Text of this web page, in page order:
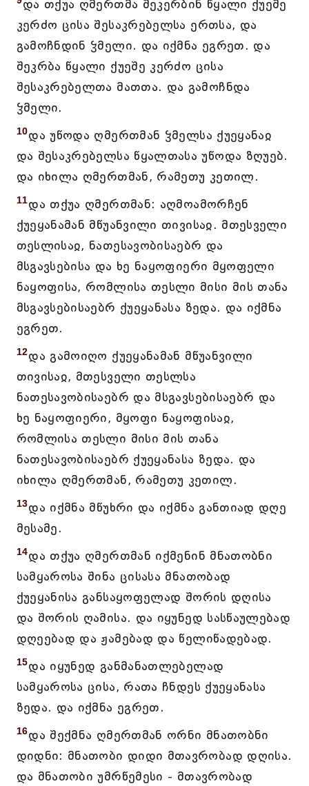
და თქუა ღმერთმა შეკერბინ წყალი ქუეშე
კერძო ცისა შესაკრებელსა ერთსა, და
გამოჩნდინ ჴმელი. და იქმნა ეგრეთ. და
შეკრბა წყალი ქუეშე კერძო ცისა
შესაკრებელთა მათთა. და გამოჩნდა
ჴმელი.
10და უწოდა ღმერთმან ჴმელსა ქუეყანაჲ
და შესაკრებელსა წყალთასა უწოდა ზღუებ.
და იხილა ღმერთმან, რამეთუ კეთილ.
11და თქუა ღმერთმან: აღმოამორჩენ
ქუეყანამან მწუანვილი თივისაჲ. მთესველი
თესლისაჲ, ნათესავობისაებრ და
მსგავსებისა და ხე ნაყოფიერი მყოფელი
ნაყოფისა, რომლისა თესლი მისი მის თანა
მსგავსებისაებრ ქუეყანასა ზედა. და იქმნა
ეგრეთ.
12და გამოიღო ქუეყანამან მწუანვილი
თივისაჲ, მთესველი თესლსა
ნათესავობისაებრ და მსგავსებისაებრ და
ხე ნაყოფიერი, მყოფი ნაყოფისაჲ,
რომლისა თესლი მისი მის თანა
ნათესავობისაებრ ქუეყანასა ზედა. და
იხილა ღმერთმან, რამეთუ კეთილ.
13და იქმნა მწუხრი და იქმნა განთიად დღე
მესამე.
14და თქუა ღმერთმან იქმენინ მნათობნი
სამყაროსა შინა ცისასა მნათობად
ქუეყანისა განსაყოფელად შორის დღისა
და შორის ღამისა. და იყუნედ სასწაულებად
დღეებად და ჟამებად და წელიწადებად.
15და იყუნედ განმანათლებელად
სამყაროსა ცისა, რათა ჩნდეს ქუეყანასა
ზედა. და იქმნა ეგრეთ.
16და შექმნა ღმერთმან ორნი მნათობნი
დიდნი: მნათობი დიდი მთავრობად დღისა.
და მნათობი უმრწემესი - მთავრობად